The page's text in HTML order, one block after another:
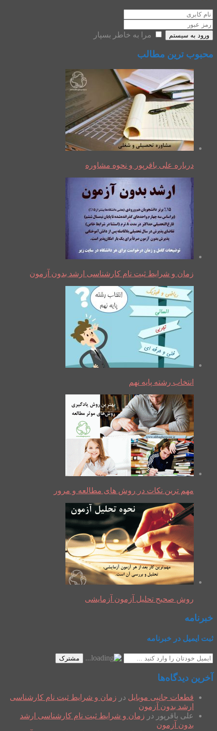
ورود به سیستم مرا به خاطر بسپار
محبوب ترین مطالب
درباره علی باقرپور و نحوه مشاوره
زمان و شرایط ثبت نام کارشناسی ارشد بدون آزمون
انتخاب رشته پایه نهم
مهم ترین نکات در روش های مطالعه و مرور
روش صحیح تحلیل آزمون آزمایشی
خبرنامه
ثبت ایمیل در خبرنامه
مشترک
آخرین دیدگاه‌ها
قطعات جانبی موبایل در زمان و شرایط ثبت نام کارشناسی
ارشد بدون آزمون
علی باقرپور در زمان و شرایط ثبت نام کارشناسی ارشد
بدون آزمون